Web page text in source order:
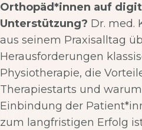
Orthopäd*innen auf
Unterstützung? Dr. med.
aus seinem Praxisalltag
Herausforderungen
Physiotherapie, die
Therapiestarts und
Einbindung der
zum langfristigen Erfolg